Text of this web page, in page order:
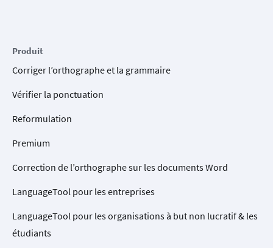
Produit
Corriger l’orthographe et la grammaire
Vérifier la ponctuation
Reformulation
Premium
Correction de l’orthographe sur les documents Word
LanguageTool pour les entreprises
LanguageTool pour les organisations à but non lucratif & les
étudiants